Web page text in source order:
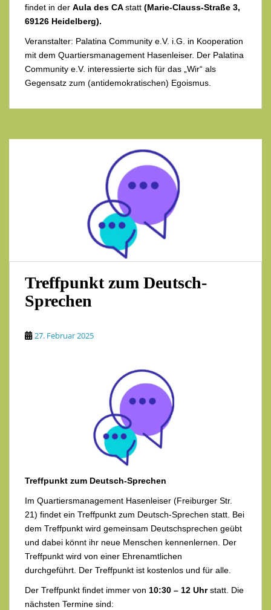
findet in der Aula des CAstatt (Marie-Clauss-Straße 3,
69126 Heidelberg).
Veranstalter: Palatina Community e.V. i.G. in Kooperation
mit dem Quartiersmanagement Hasenleiser. Der Palatina
Community e.V. interessierte sich für das „Wir“ als
Gegensatz zum (antidemokratischen) Egoismus.
Treffpunkt zum Deutsch-
Sprechen
27. Februar 2025
Treffpunkt zum Deutsch-Sprechen
Im Quartiersmanagement Hasenleiser (Freiburger Str.
21) findet ein Treffpunkt zum Deutsch-Sprechen statt. Bei
dem Treffpunkt wird gemeinsam Deutschsprechen geübt
und dabei könnt ihr neue Menschen kennenlernen. Der
Treffpunkt wird von einer Ehrenamtlichen
durchgeführt. Der Treffpunkt ist kostenlos und für alle.
Der Treffpunkt findet immer von 10:30 – 12 Uhrstatt. Die
nächsten Termine sind: